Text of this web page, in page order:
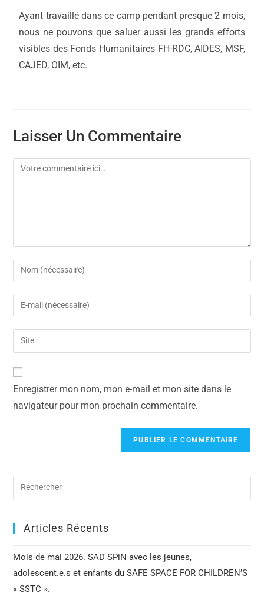
Ayant travaillé dans ce camp pendant presque 2 mois,
nous ne pouvons que saluer aussi les grands efforts
visibles des Fonds Humanitaires FH-RDC, AIDES, MSF,
CAJED, OIM, etc.
Laisser Un Commentaire
Enregistrer mon nom, mon e-mail et mon site dans le
navigateur pour mon prochain commentaire.
Articles Récents
Mois de mai 2026. SAD SPiN avec les jeunes,
adolescent.e.s et enfants du SAFE SPACE FOR CHILDREN’S
« SSTC ».